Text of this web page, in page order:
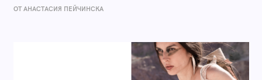
ОТ AНАСТАСИЯ ПЕЙЧИНСКА